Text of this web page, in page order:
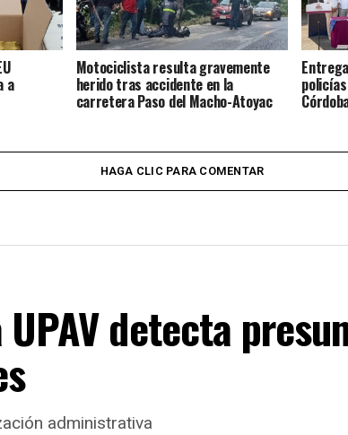
a
Motociclista resulta gravemente
herido tras accidente en la
carretera Paso del Macho-Atoyac
HAGA CLIC PARA COMENTAR
detecta
administrativa